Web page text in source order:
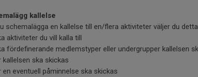
kallelse
schemalägga en kallelse till en/flera aktiviteter väljer du
aktiviteter du vill kalla till
fördefinerande medlemstyper eller undergrupper kallelsen
kallelsen ska skickas
en eventuell påminnelse ska skickas